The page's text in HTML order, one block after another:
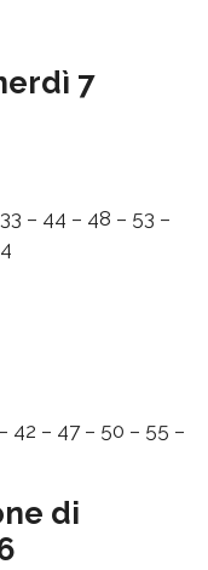
7
– 44 – 48 – 53 –
42 – 47 – 50 – 55 –
di